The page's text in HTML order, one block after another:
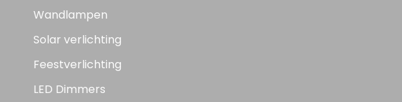
Wandlampen
Solar verlichting
Feestverlichting
LED Dimmers